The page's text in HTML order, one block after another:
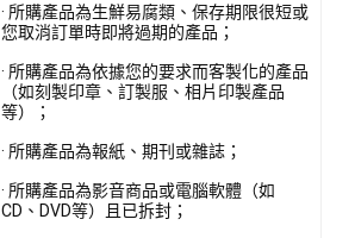
· 所購產品為生鮮易腐類、保存期限很短或
您取消訂單時即將過期的產品；
· 所購產品為依據您的要求而客製化的產品
（如刻製印章、訂製服、相片印製產品
等）；
· 所購產品為報紙、期刊或雜誌；
· 所購產品為影音商品或電腦軟體（如
CD、DVD等）且已拆封；